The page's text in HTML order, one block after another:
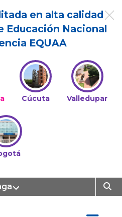
en alta calidad
Educación Nacional
EQUAA
Cúcuta Valledupar